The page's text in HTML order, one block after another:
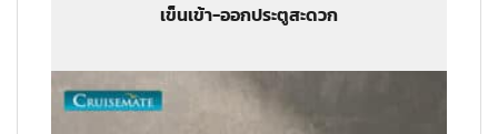
เข็นเข้า-ออกประตูสะดวก